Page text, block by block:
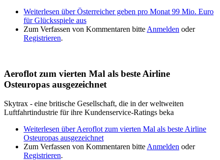
Weiterlesen über Österreicher geben pro Monat 99 Mio. Euro
für Glücksspiele aus
Zum Verfassen von Kommentaren bitte Anmelden oder
Registrieren.
Aeroflot zum vierten Mal als beste Airline
Osteuropas ausgezeichnet
Skytrax - eine britische Gesellschaft, die in der weltweiten
Luftfahrtindustrie für ihre Kundenservice-Ratings beka
Weiterlesen über Aeroflot zum vierten Mal als beste Airline
Osteuropas ausgezeichnet
Zum Verfassen von Kommentaren bitte Anmelden oder
Registrieren.